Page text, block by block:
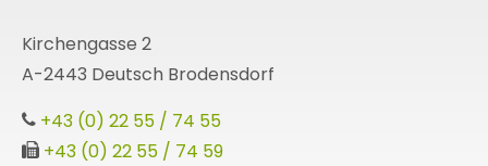
Kirchengasse 2
A-2443 Deutsch Brodensdorf
+43 (0) 22 55 / 74 55
+43 (0) 22 55 / 74 59